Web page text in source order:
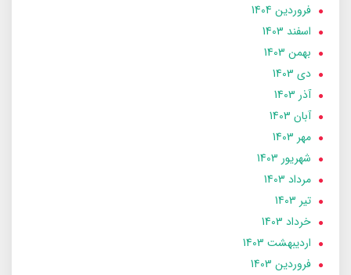
فروردین 1404
اسفند 1403
بهمن 1403
دی 1403
آذر 1403
آبان 1403
مهر 1403
شهریور 1403
مرداد 1403
تير 1403
خرداد 1403
ارديبهشت 1403
فروردین 1403